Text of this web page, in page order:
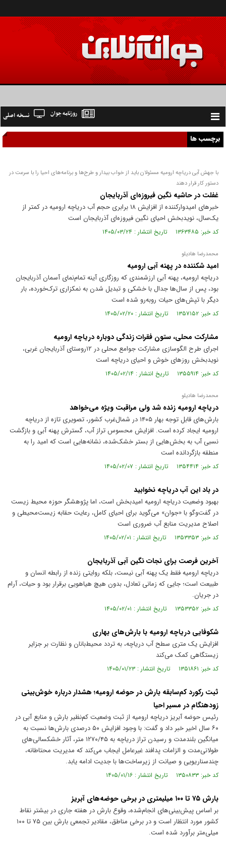
Toggle
navigation
نسخه اصلی روزنامه جوان
برچسب ها
با جهش آبی دریاچه ارومیه مسئولان باید از خواب بیدار و طرح‌ها و برنامه‌های احیا را با سرعت در
دستور کار قرار دهند
غفلت در حاشیه نگین فیروزه‌ای آذربایجان
خبر‌های امیدوارکننده از افزایش ۱۸ برابری حجم آب دریاچه ارومیه در کمتر از
یک‌سال، نویدبخش احیای نگین فیروزه‌ای آذربایجان است
کد خبر: ۱۳۶۳۴۸۵ تاریخ انتشار : ۱۴۰۵/۰۳/۲۴
محمدرضا هادیلو
امید شکننده در پهنه آبی ارومیه
دریاچه ارومیه، پهنه آبی ارزشمندی که روزگاری آینه تمام‌نمای آسمان آذربایجان
بود، پس از سال‌ها جدال با خشکی و تبدیل شدن به نمکزاری ترک‌خورده، بار
دیگر با تپش‌های حیات روبه‌رو شده است
کد خبر: ۱۳۵۷۱۵۲ تاریخ انتشار : ۱۴۰۵/۰۲/۲۰
مشارکت محلی، ستون فقرات زندگی دوباره دریاچه ارومیه
اجرای طرح الگوسازی مشارکت جوامع محلی در ۱۲روستای آذربایجان غربی،
نویدبخش روز‌های خوش و احیای دریاچه است
کد خبر: ۱۳۵۵۹۱۴ تاریخ انتشار : ۱۴۰۵/۰۲/۱۴
محمدرضا هادیلو
دریاچه ارومیه زنده شد ولی مراقبت ویژه می‌خواهد
بارش‌های قابل توجه بهار ۱۴۰۵ در شمال‌غرب کشور، تصویری تازه از دریاچه
ارومیه ایجاد کرده است. افزایش محسوس تراز آب، گسترش پهنه آبی و بازگشت
نسبی آب به بخش‌هایی از بستر خشک‌شده، نشانه‌هایی است که امید را به
منطقه بازگردانده است
کد خبر: ۱۳۵۴۴۱۴ تاریخ انتشار : ۱۴۰۵/۰۲/۰۷
در باد این آب دریاچه نخوابید
بهبود وضعیت دریاچه ارومیه امیدبخش است، اما پژوهشگر حوزه محیط زیست
در گفت‌و‌گو با «جوان» می‌گوید برای احیای کامل، رعایت حقابه زیست‌محیطی و
اصلاح مدیریت منابع آب ضروری است
کد خبر: ۱۳۵۳۳۵۳ تاریخ انتشار : ۱۴۰۵/۰۲/۰۱
آخرین فرصت برای نجات نگین آبی آذربایجان
دریاچه ارومیه فقط یک پهنه آبی نیست، بلکه روایتی زنده از رابطه انسان و
طبیعت است؛ جایی که زمانی تعادل، بدون هیچ هیاهویی برقرار بود و حیات، آرام
در جریان.
کد خبر: ۱۳۵۳۳۵۲ تاریخ انتشار : ۱۴۰۵/۰۲/۰۱
شکوفایی دریاچه ارومیه با بارش‌های بهاری
افزایش یک متری سطح آب دریاچه، به تردد محیط‌بانان و نظارت بر جزایر
زیستگاهی کمک می‌کند
کد خبر: ۱۳۵۱۸۶۱ تاریخ انتشار : ۱۴۰۵/۰۱/۲۳
ثبت رکورد کم‌سابقه بارش در حوضه ارومیه؛ هشدار درباره خوش‌بینی
زودهنگام در مسیر احیا
رئیس حوضه آبریز دریاچه ارومیه از ثبت وضعیت کم‌نظیر بارش و منابع آبی در
۶۰ سال اخیر خبر داد و گفت: با وجود افزایش ۵۰ درصدی بارش‌ها نسبت به
میانگین بلندمدت و رسیدن تراز دریاچه به ۱۲۷۰/۴۵ متر، آثار خشکسالی‌های
طولانی‌مدت و الزامات پدافند غیرعامل ایجاب می‌کند که مدیریت محتاطانه،
چندسناریویی و صیانت از زیرساخت‌ها با جدیت ادامه یابد.
کد خبر: ۱۳۵۰۸۳۳ تاریخ انتشار : ۱۴۰۵/۰۱/۱۶
بارش ۷۵ تا ۱۰۰ میلیمتری در برخی حوضه‌های آبریز
بر اساس پیش‌بینی‌های انجام‌شده، وقوع بارش در هفته جاری در بیشتر نقاط
کشور مورد انتظار است و در برخی مناطق، مقادیر تجمعی بارش بین ۷۵ تا ۱۰۰
میلی‌متر برآورد شده است.